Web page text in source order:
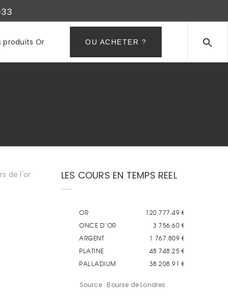
produits Or OU ACHETER ?
de l'or LES COURS EN TEMPS REEL
Source : Bourse de Londres